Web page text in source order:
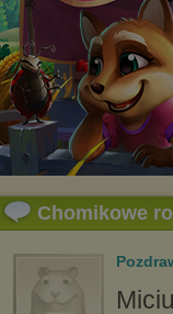
Chomikowe